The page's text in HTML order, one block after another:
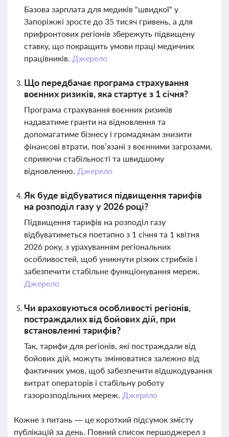
Базова зарплата для медиків "швидкої" у
Запоріжжі зросте до 35 тисяч гривень, а для
прифронтових регіонів збережуть підвищену
ставку, що покращить умови праці медичних
працівників. Джерело
Що передбачає програма страхування
воєнних ризиків, яка стартує з 1 січня?
Програма страхування воєнних ризиків
надаватиме гранти на відновлення та
допомагатиме бізнесу і громадянам знизити
фінансові втрати, пов’язані з воєнними загрозами,
сприяючи стабільності та швидшому
відновленню. Джерело
Як буде відбуватися підвищення тарифів
на розподіл газу у 2026 році?
Підвищення тарифів на розподіл газу
відбуватиметься поетапно з 1 січня та 1 квітня
2026 року, з урахуванням регіональних
особливостей, щоб уникнути різких стрибків і
забезпечити стабільне функціонування мереж.
Джерело
Чи враховуються особливості регіонів,
постраждалих від бойових дій, при
встановленні тарифів?
Так, тарифи для регіонів, які постраждали від
бойових дій, можуть змінюватися залежно від
фактичних умов, щоб забезпечити відшкодування
витрат операторів і стабільну роботу
газорозподільних мереж. Джерело
Кожне з питань — це короткий підсумок змісту
публікацій за день. Повний список першоджерел з